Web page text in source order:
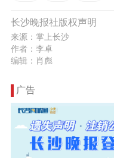
长沙晚报社版权声明
来源：掌上长沙
作者：李卓
编辑：肖彪
广告